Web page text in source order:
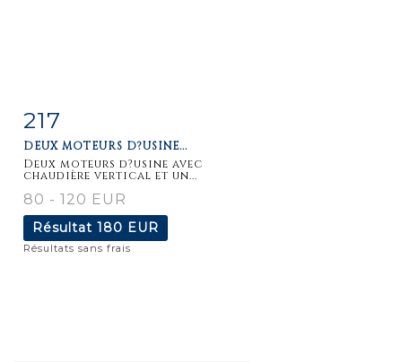
217
DEUX MOTEURS D?USINE...
Deux moteurs d?usine avec
chaudière vertical et un...
80 - 120 EUR
Résultat 180 EUR
Résultats sans frais